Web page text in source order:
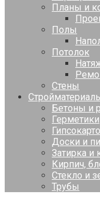
Планы и
Полы
Потолок
Стены
Бетоны и
Герметики
Доски и
Затирка и
Кирпич,
Стекло и
Трубы